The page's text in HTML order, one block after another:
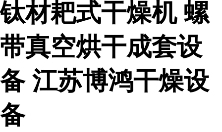
钛材耙式干燥机 螺
带真空烘干成套设
备 江苏博鸿干燥设
备